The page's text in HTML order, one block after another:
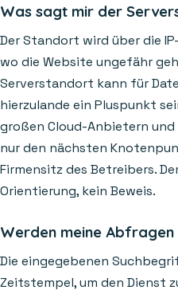
Was sagt mir der
Der Standort wird über die
wo die Website ungefähr
Serverstandort kann für
hierzulande ein Pluspunkt
großen Cloud-Anbietern und
nur den nächsten
Firmensitz des Betreibers.
Orientierung, kein Beweis.
Werden meine
Die eingegebenen
Zeitstempel, um den Dienst